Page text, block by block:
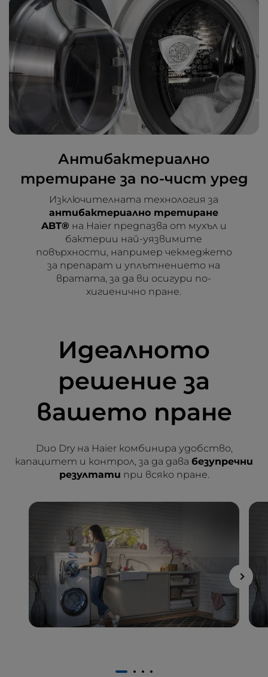
Антибактериално
третиране за по-чист уред
Изключителната технология за
антибактериално третиране
ABT® на Haier предпазва от мухъл и
бактерии най-уязвимите
повърхности, например чекмеджето
за препарат и уплътнението на
вратата, за да ви осигури по-
хигиенично пране.
Идеалното
решение за
вашето пране
Duo Dry на Haier комбинира удобство,
капацитет и контрол, за да дава безупречни
резултати при всяко пране.
1 2 3 4